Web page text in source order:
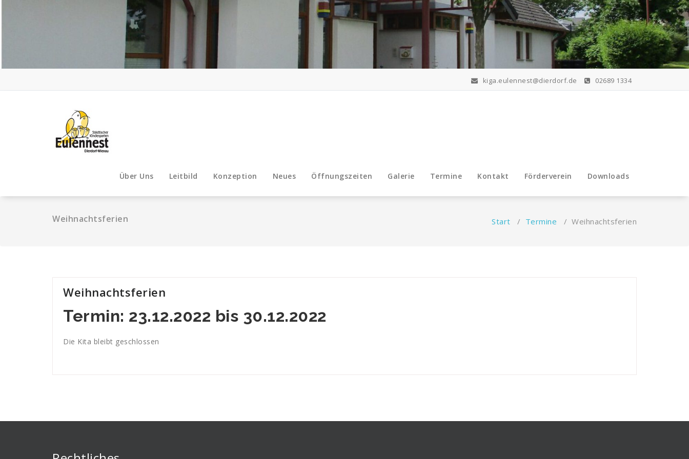
kiga.eulennest@dierdorf.de 02689 1334
Über Uns Leitbild Konzeption Neues Öffnungszeiten Galerie Termine Kontakt Förderverein Downloads
Weihnachtsferien Start / Termine / Weihnachtsferien
Weihnachtsferien
Termin: 23.12.2022 bis 30.12.2022
Die Kita bleibt geschlossen